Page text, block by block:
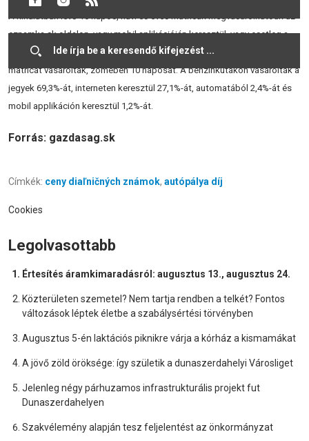
A kínálatban lévő 10 napos, havi és éves matricák megvásárolhatóak az
eznamka.sk oldalon, vagy mobil aplikációján keresztül, vagy esetleg a
benzinkutakon.Tavaly több mint 3,9 millió elektronikus autópálya-
matricát vásároltak, zömében 10 naposat. A benzinkutakon vásárolták a
jegyek 69,3%-át, interneten keresztül 27,1%-át, automatából 2,4%-át és
mobil applikáción keresztül 1,2%-át.
Forrás: gazdasag.sk
Címkék: ceny diaľničných známok, autópálya díj
Cookies
Legolvasottabb
Értesítés áramkimaradásról: augusztus 13., augusztus 24.
Közterületen szemetel? Nem tartja rendben a telkét? Fontos
változások léptek életbe a szabálysértési törvényben
Augusztus 5-én laktációs piknikre várja a kórház a kismamákat
A jövő zöld öröksége: így születik a dunaszerdahelyi Városliget
Jelenleg négy párhuzamos infrastrukturális projekt fut
Dunaszerdahelyen
Szakvélemény alapján tesz feljelentést az önkormányzat